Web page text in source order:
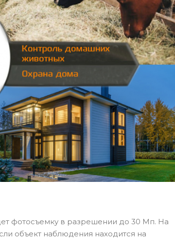
фотосъемку в разрешении до 30 Мп. На
объект наблюдения находится на